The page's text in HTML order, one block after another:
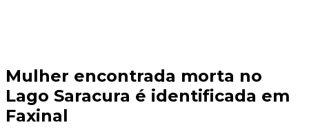
Mulher encontrada morta no
Lago Saracura é identificada em
Faxinal